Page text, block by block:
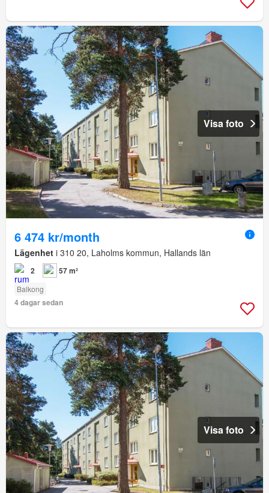
Visa foto
6 474 kr/month
Lägenhet i 310 20, Laholms kommun, Hallands län
2 57 m²
Balkong
4 dagar sedan
Visa foto